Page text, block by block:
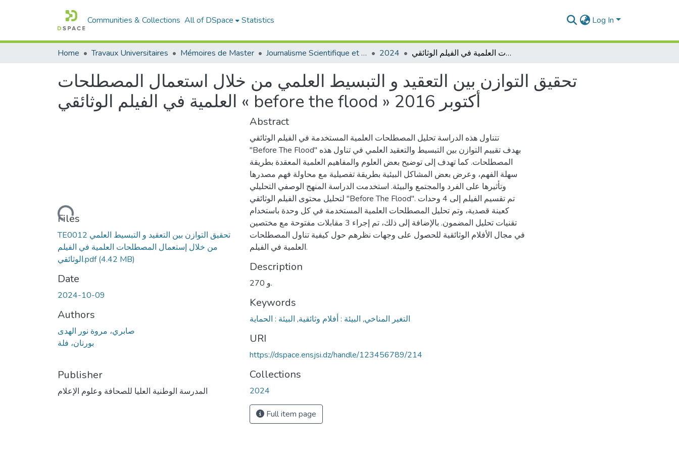
Communities & Collections All of DSpace Statistics Log In
Home Travaux Universitaires Mémoires de Master Journalisme Scientifique et Environnemental 2024 تحقيق التوازن بين التعقيد و التبسيط العلمي من خلال استعمال المصطلحات العلمية في الفيلم الوثائقي « before the flood » أكتوبر 2016
تحقيق التوازن بين التعقيد و التبسيط العلمي من خلال استعمال المصطلحات
العلمية في الفيلم الوثائقي « before the flood » أكتوبر 2016
Loading...
Files
TE0012 تحقيق التوازن بين التعقيد و التبسيط العلمي
من خلال إستعمال المصطلحات العلمية في الفيلم
الوثائقي.pdf(4.42 MB)
Date
2024-10-09
Authors
صابري، مروة نور الهدى
بورنان، فلة
Publisher
المدرسة الوطنية العليا للصحافة وعلوم الإعلام
Abstract
تتناول هذه الدراسة تحليل المصطلحات العلمية المستخدمة في الفيلم الوثائقي
"Before The Flood" بهدف تقييم التوازن بين التبسيط والتعقيد العلمي في تناول هذه
المصطلحات. كما تهدف إلى توضيح بعض العلوم والمفاهيم العلمية المعقدة بطريقة
سهلة الفهم، وعرض بعض المشاكل البيئية بطريقة تفصيلية مع محاولة فهم مصدرها
وتأثيرها على الفرد والمجتمع والبيئة. استخدمت الدراسة المنهج الوصفي التحليلي
لتحليل محتوى الفيلم الوثائقي "Before The Flood". تم تقسيم الفيلم إلى 4 وحدات
كعينة قصدية، وتم تحليل المصطلحات العلمية المستخدمة في كل وحدة باستخدام
تقنيات تحليل المضمون. بالإضافة إلى ذلك، تم إجراء 3 مقابلات مفتوحة مع مختصين
في مجال الأفلام الوثائقية للحصول على وجهات نظرهم حول كيفية تناول المصطلحات
العلمية في الفيلم.
Description
270 و.
Keywords
التغير المناخي, البيئة : أفلام وثائقية, البيئة : الحماية
URI
https://dspace.ensjsi.dz/handle/123456789/214
Collections
2024
Full item page